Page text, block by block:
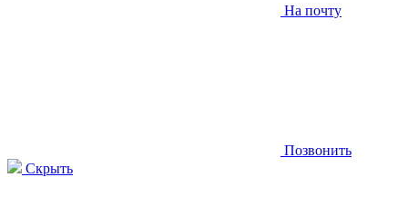
На почту
Позвонить
Скрыть